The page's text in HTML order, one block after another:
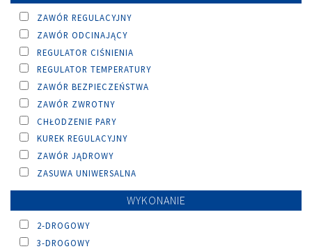
ZAWÓR REGULACYJNY
ZAWÓR ODCINAJĄCY
REGULATOR CIŚNIENIA
REGULATOR TEMPERATURY
ZAWÓR BEZPIECZEŃSTWA
ZAWÓR ZWROTNY
CHŁODZENIE PARY
KUREK REGULACYJNY
ZAWÓR JĄDROWY
ZASUWA UNIWERSALNA
WYKONANIE
2-DROGOWY
3-DROGOWY